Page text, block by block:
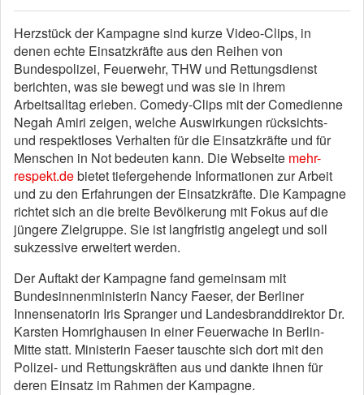
Herzstück der Kampagne sind kurze Video-Clips, in
denen echte Einsatzkräfte aus den Reihen von
Bundespolizei, Feuerwehr, THW und Rettungsdienst
berichten, was sie bewegt und was sie in ihrem
Arbeitsalltag erleben. Comedy-Clips mit der Comedienne
Negah Amiri zeigen, welche Auswirkungen rücksichts-
und respektloses Verhalten für die Einsatzkräfte und für
Menschen in Not bedeuten kann. Die Webseite mehr-
respekt.debietet tiefergehende Informationen zur Arbeit
und zu den Erfahrungen der Einsatzkräfte. Die Kampagne
richtet sich an die breite Bevölkerung mit Fokus auf die
jüngere Zielgruppe. Sie ist langfristig angelegt und soll
sukzessive erweitert werden.
Der Auftakt der Kampagne fand gemeinsam mit
Bundesinnenministerin Nancy Faeser, der Berliner
Innensenatorin Iris Spranger und Landesbranddirektor Dr.
Karsten Homrighausen in einer Feuerwache in Berlin-
Mitte statt. Ministerin Faeser tauschte sich dort mit den
Polizei- und Rettungskräften aus und dankte ihnen für
deren Einsatz im Rahmen der Kampagne.